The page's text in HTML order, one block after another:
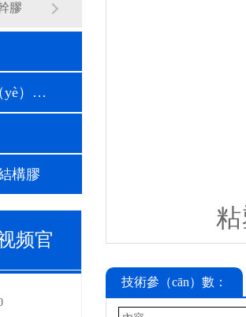
膠
單（dān）液（yè）塑膠膠（jiāo）水
構膠
频官
技術參（cān）數：